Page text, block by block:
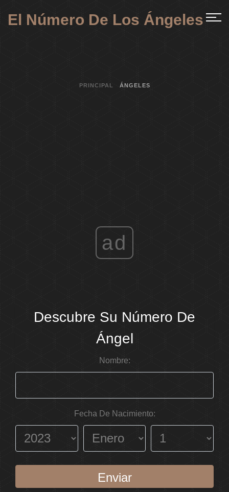
El Número De Los Ángeles
PRINCIPAL ÁNGELES
ad
Descubre Su Número De
Ángel
Nombre:
Fecha De Nacimiento:
Enviar